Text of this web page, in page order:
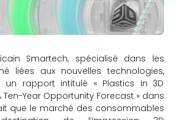
Smartech, spécialisé dans les
liées aux nouvelles technologies,
un rapport intitulé « Plastics In 3D
Ten-Year Opportunity Forecast » dans
que le marché des consommables